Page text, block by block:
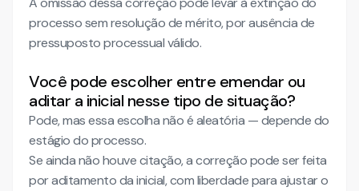
processo sem resolução de mérito, por ausência de
pressuposto processual válido.
Você pode escolher entre emendar ou
aditar a inicial nesse tipo de situação?
Pode, mas essa escolha não é aleatória — depende do
estágio do processo.
Se ainda não houve citação, a correção pode ser feita
por aditamento da inicial, com liberdade para ajustar o